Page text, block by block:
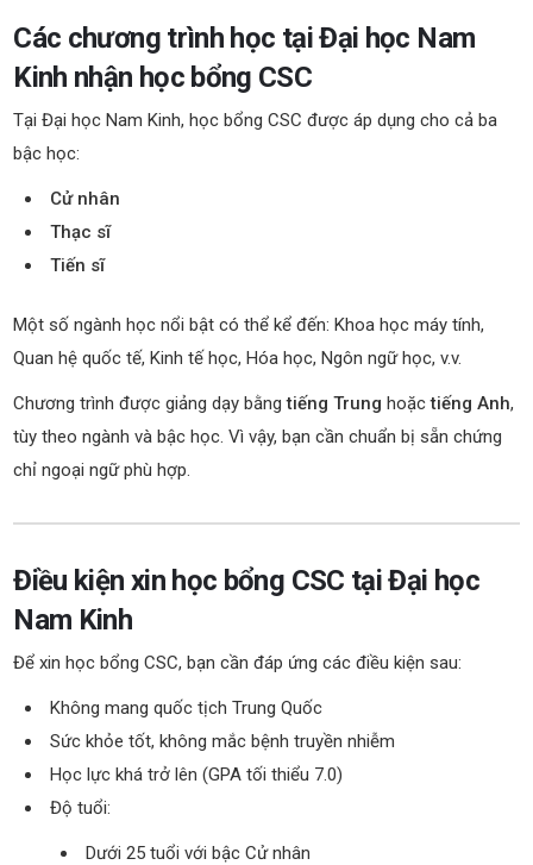
Các chương trình học tại Đại học Nam
Kinh nhận học bổng CSC
Tại Đại học Nam Kinh, học bổng CSC được áp dụng cho cả ba
bậc học:
Cử nhân
Thạc sĩ
Tiến sĩ
Một số ngành học nổi bật có thể kể đến: Khoa học máy tính,
Quan hệ quốc tế, Kinh tế học, Hóa học, Ngôn ngữ học, v.v.
Chương trình được giảng dạy bằngtiếng Trung hoặctiếng Anh,
tùy theo ngành và bậc học. Vì vậy, bạn cần chuẩn bị sẵn chứng
chỉ ngoại ngữ phù hợp.
Điều kiện xin học bổng CSC tại Đại học
Nam Kinh
Để xin học bổng CSC, bạn cần đáp ứng các điều kiện sau:
Không mang quốc tịch Trung Quốc
Sức khỏe tốt, không mắc bệnh truyền nhiễm
Học lực khá trở lên (GPA tối thiểu 7.0)
Độ tuổi:
Dưới 25 tuổi với bậc Cử nhân